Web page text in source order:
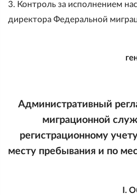
3. Контроль за исполнением
директора Федеральной
Административный
миграционной
регистрационному
месту пребывания и по
I.